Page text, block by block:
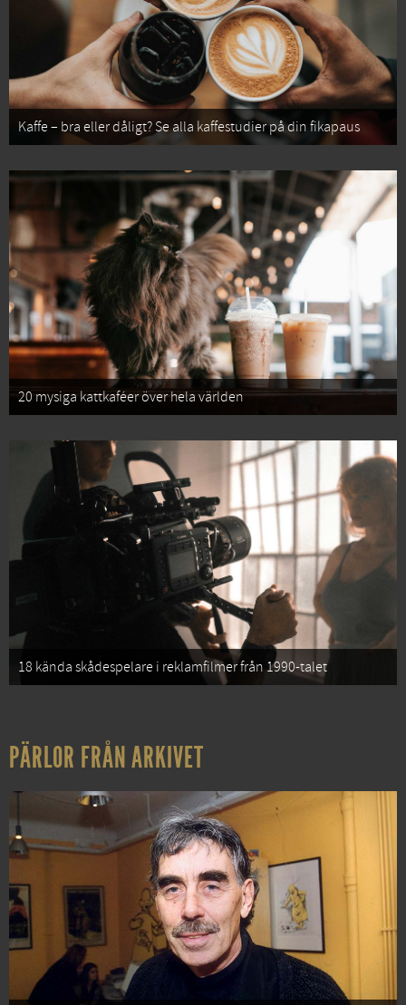
Kaffe – bra eller dåligt? Se alla kaffestudier på din fikapaus
20 mysiga kattkaféer över hela världen
18 kända skådespelare i reklamfilmer från 1990-talet
PÄRLOR FRÅN ARKIVET